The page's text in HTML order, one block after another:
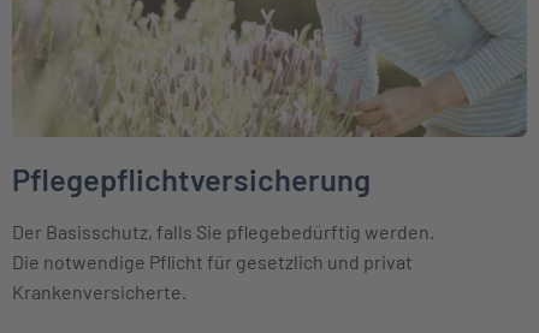
Pflegepflichtversicherung
Der Basisschutz, falls Sie pflegebedürftig werden.
Die notwendige Pflicht für gesetzlich und privat
Krankenversicherte.